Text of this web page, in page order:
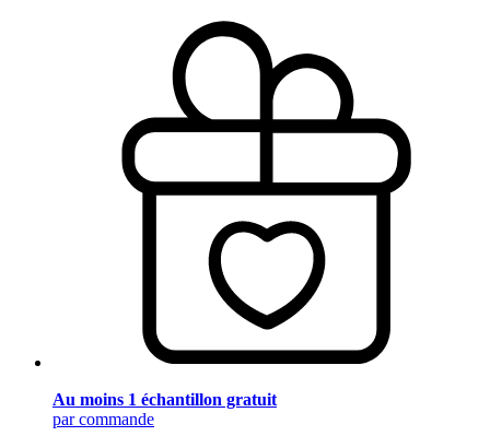
Au moins 1 échantillon gratuit
par commande